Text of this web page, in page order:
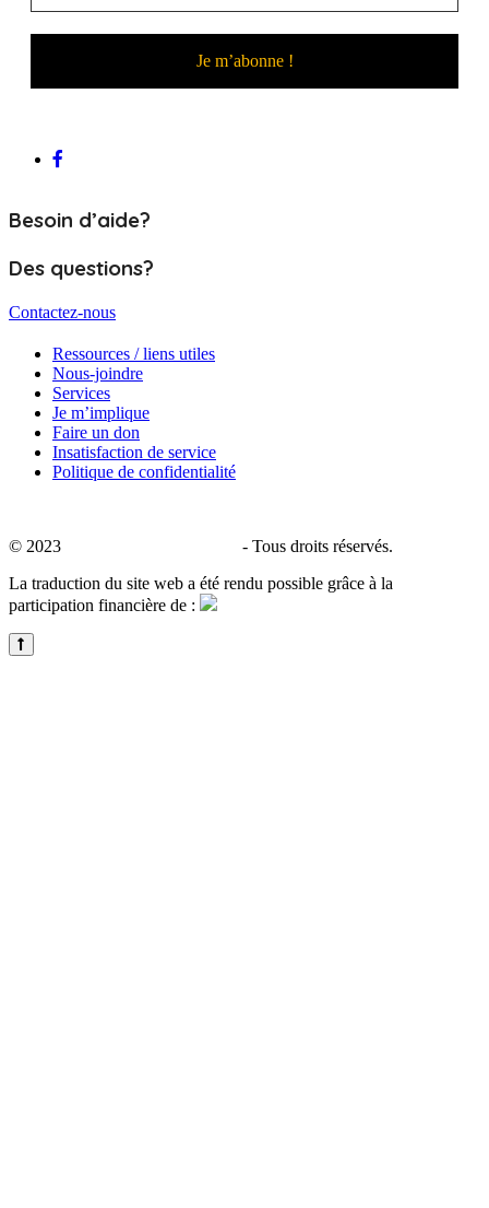
Besoin d’aide?
Des questions?
Contactez-nous
Ressources / liens utiles
Nous-joindre
Services
Je m’implique
Faire un don
Insatisfaction de service
Politique de confidentialité
© 2023
- Tous droits réservés.
La traduction du site web a été rendu possible grâce à la
participation financière de :